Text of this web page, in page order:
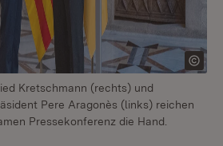
Kretschmann (rechts) und
Pere Aragonès (links) reichen
Pressekonferenz die Hand.